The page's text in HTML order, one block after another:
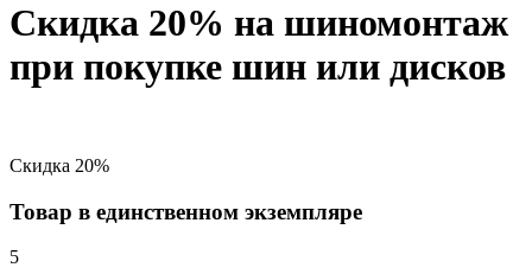
Скидка 20% на шиномонтаж
при покупке шин или дисков
Скидка 20%
Товар в единственном экземпляре
5